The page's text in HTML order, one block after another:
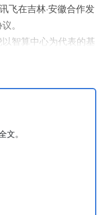
飞在吉林·安徽合作发
。
智算中心为代表的基
文。